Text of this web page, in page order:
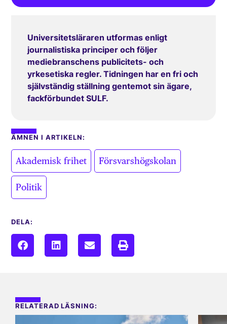
Universitetsläraren utformas enligt
journalistiska principer och följer
mediebranschens publicitets- och
yrkesetiska regler. Tidningen har en fri och
självständig ställning gentemot sin ägare,
fackförbundet SULF.
ÄMNEN I ARTIKELN:
Akademisk frihet Försvarshögskolan
Politik
DELA:
RELATERAD LÄSNING: